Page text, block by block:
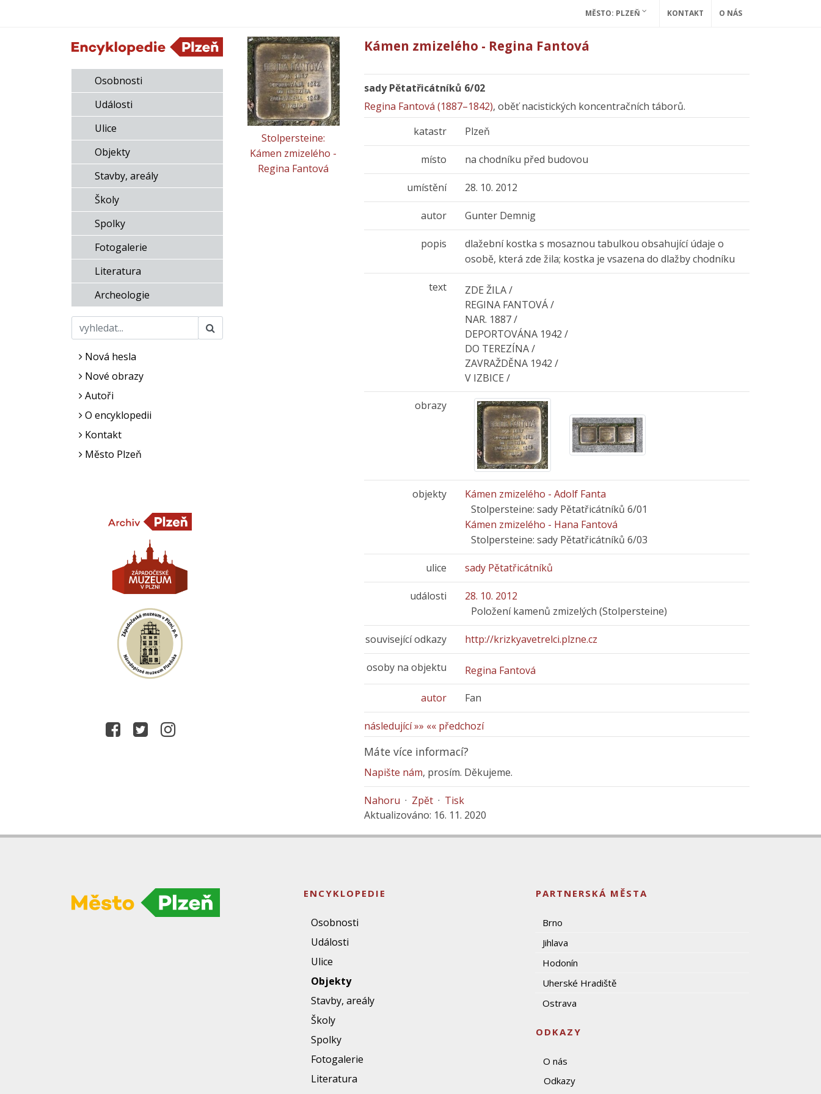
MĚSTO: PLZEŇ KONTAKT O NÁS
Osobnosti
Události
Ulice
Objekty
Stavby, areály
Školy
Spolky
Fotogalerie
Literatura
Archeologie
Nová hesla
Nové obrazy
Autoři
O encyklopedii
Kontakt
Město Plzeň
Stolpersteine:
Kámen zmizelého -
Regina Fantová
Kámen zmizelého - Regina Fantová
sady Pětatřicátníků 6/02
Regina Fantová (1887–1842), oběť nacistických koncentračních táborů.
katastr
Plzeň
místo na chodníku před budovou
umístění 28. 10. 2012
autor Gunter Demnig
popis
dlažební kostka s mosaznou tabulkou obsahující údaje o
osobě, která zde žila; kostka je vsazena do dlažby chodníku
text
ZDE ŽILA /
REGINA FANTOVÁ /
NAR. 1887 /
DEPORTOVÁNA 1942 /
DO TEREZÍNA /
ZAVRAŽDĚNA 1942 /
V IZBICE /
obrazy
objekty
Kámen zmizelého - Adolf Fanta
Stolpersteine: sady Pětatřicátníků 6/01
Kámen zmizelého - Hana Fantová
Stolpersteine: sady Pětatřicátníků 6/03
ulice sady Pětatřicátníků
události
28. 10. 2012
Položení kamenů zmizelých (Stolpersteine)
související odkazy http://krizkyavetrelci.plzne.cz
osoby na objektu Regina Fantová
autor Fan
následující »» «« předchozí
Máte více informací?
Napište nám, prosím. Děkujeme.
Nahoru · Zpět · Tisk
Aktualizováno: 16. 11. 2020
ENCYKLOPEDIE
Osobnosti
Události
Ulice
Objekty
Stavby, areály
Školy
Spolky
Fotogalerie
Literatura
PARTNERSKÁ MĚSTA
Brno
Jihlava
Hodonín
Uherské Hradiště
Ostrava
ODKAZY
O nás
Odkazy